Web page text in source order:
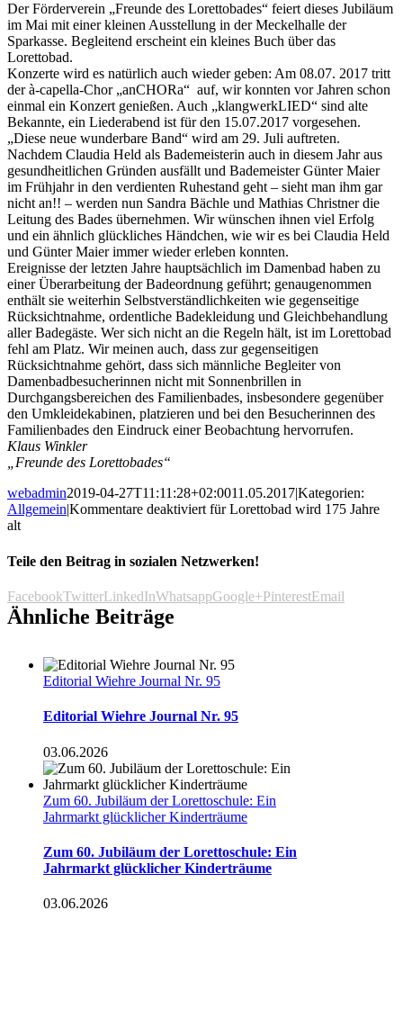
Der Förderverein „Freunde des Lorettobades“ feiert dieses Jubiläum
im Mai mit einer kleinen Ausstellung in der Meckelhalle der
Sparkasse. Begleitend erscheint ein kleines Buch über das
Lorettobad.
Konzerte wird es natürlich auch wieder geben: Am 08.07. 2017 tritt
der à-capella-Chor „anCHORa“ auf, wir konnten vor Jahren schon
einmal ein Konzert genießen. Auch „klangwerkLIED“ sind alte
Bekannte, ein Liederabend ist für den 15.07.2017 vorgesehen.
„Diese neue wunderbare Band“ wird am 29. Juli auftreten.
Nachdem Claudia Held als Bademeisterin auch in diesem Jahr aus
gesundheitlichen Gründen ausfällt und Bademeister Günter Maier
im Frühjahr in den verdienten Ruhestand geht – sieht man ihm gar
nicht an!! – werden nun Sandra Bächle und Mathias Christner die
Leitung des Bades übernehmen. Wir wünschen ihnen viel Erfolg
und ein ähnlich glückliches Händchen, wie wir es bei Claudia Held
und Günter Maier immer wieder erleben konnten.
Ereignisse der letzten Jahre hauptsächlich im Damenbad haben zu
einer Überarbeitung der Badeordnung geführt; genaugenommen
enthält sie weiterhin Selbstverständlichkeiten wie gegenseitige
Rücksichtnahme, ordentliche Badekleidung und Gleichbehandlung
aller Badegäste. Wer sich nicht an die Regeln hält, ist im Lorettobad
fehl am Platz. Wir meinen auch, dass zur gegenseitigen
Rücksichtnahme gehört, dass sich männliche Begleiter von
Damenbadbesucherinnen nicht mit Sonnenbrillen in
Durchgangsbereichen des Familienbades, insbesondere gegenüber
den Umkleidekabinen, platzieren und bei den Besucherinnen des
Familienbades den Eindruck einer Beobachtung hervorrufen.
Klaus Winkler
„Freunde des Lorettobades“
webadmin2019-04-27T11:11:28+02:0011.05.2017|Kategorien:
Allgemein|Kommentare deaktiviertfür Lorettobad wird 175 Jahre
alt
Teile den Beitrag in sozialen Netzwerken!
FacebookTwitterLinkedInWhatsappGoogle+PinterestEmail
Ähnliche Beiträge
Editorial Wiehre Journal Nr. 95
Editorial Wiehre Journal Nr. 95
03.06.2026
Zum 60. Jubiläum der Lorettoschule: Ein
Jahrmarkt glücklicher Kinderträume
Zum 60. Jubiläum der Lorettoschule: Ein
Jahrmarkt glücklicher Kinderträume
03.06.2026